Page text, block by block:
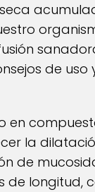
de uso
en
la
de
de longitud,